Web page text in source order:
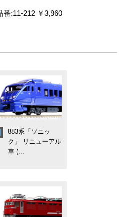
:11-212 ￥3,960
883系「ソニッ
ク」 リニューアル
車 (...